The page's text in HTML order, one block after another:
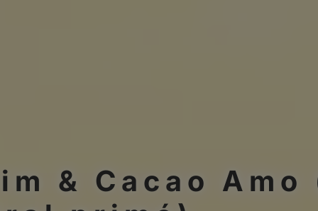
& Cacao Amo